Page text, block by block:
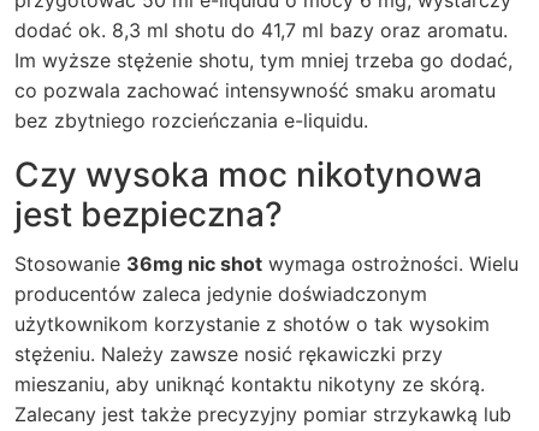
dodać ok. 8,3 ml shotu do 41,7 ml bazy oraz aromatu.
Im wyższe stężenie shotu, tym mniej trzeba go dodać,
co pozwala zachować intensywność smaku aromatu
bez zbytniego rozcieńczania e-liquidu.
Czy wysoka moc nikotynowa
jest bezpieczna?
Stosowanie 36mg nic shot wymaga ostrożności. Wielu
producentów zaleca jedynie doświadczonym
użytkownikom korzystanie z shotów o tak wysokim
stężeniu. Należy zawsze nosić rękawiczki przy
mieszaniu, aby uniknąć kontaktu nikotyny ze skórą.
Zalecany jest także precyzyjny pomiar strzykawką lub